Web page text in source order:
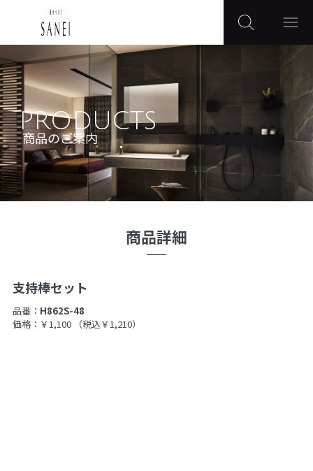
PRODUCTS
商品のご案内
商品詳細
支持棒セット
品番： H862S-48
価格：￥1,100
（税込￥1,210）